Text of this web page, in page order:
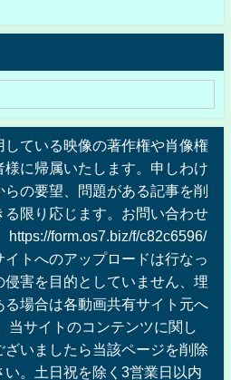
ている映像の著作権や肖像権
に帰属いたします。申しわけ
の要望、問題がある記事を削
る限り応じます。お問い合わせ
https://form.os7.biz/f/c82c6596/
トへのアップロードは行なっ
害を目的としていません、埋
場合は各動画共有サイト元へ
当サイトのコンテンツに関し
いましたら当該ページを削除
い。土日祝を除く3営業日以内